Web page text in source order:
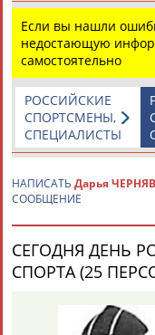
АБДРАХМАНОВ
Аделя
Если вы нашли
недостающую
самостоятельно
РОССИЙСКИЕ
СПОРТСМЕНЫ,
СПЕЦИАЛИСТЫ
НАПИСАТЬ Дарья
СООБЩЕНИЕ
СЕГОДНЯ ДЕНЬ
СПОРТА (25